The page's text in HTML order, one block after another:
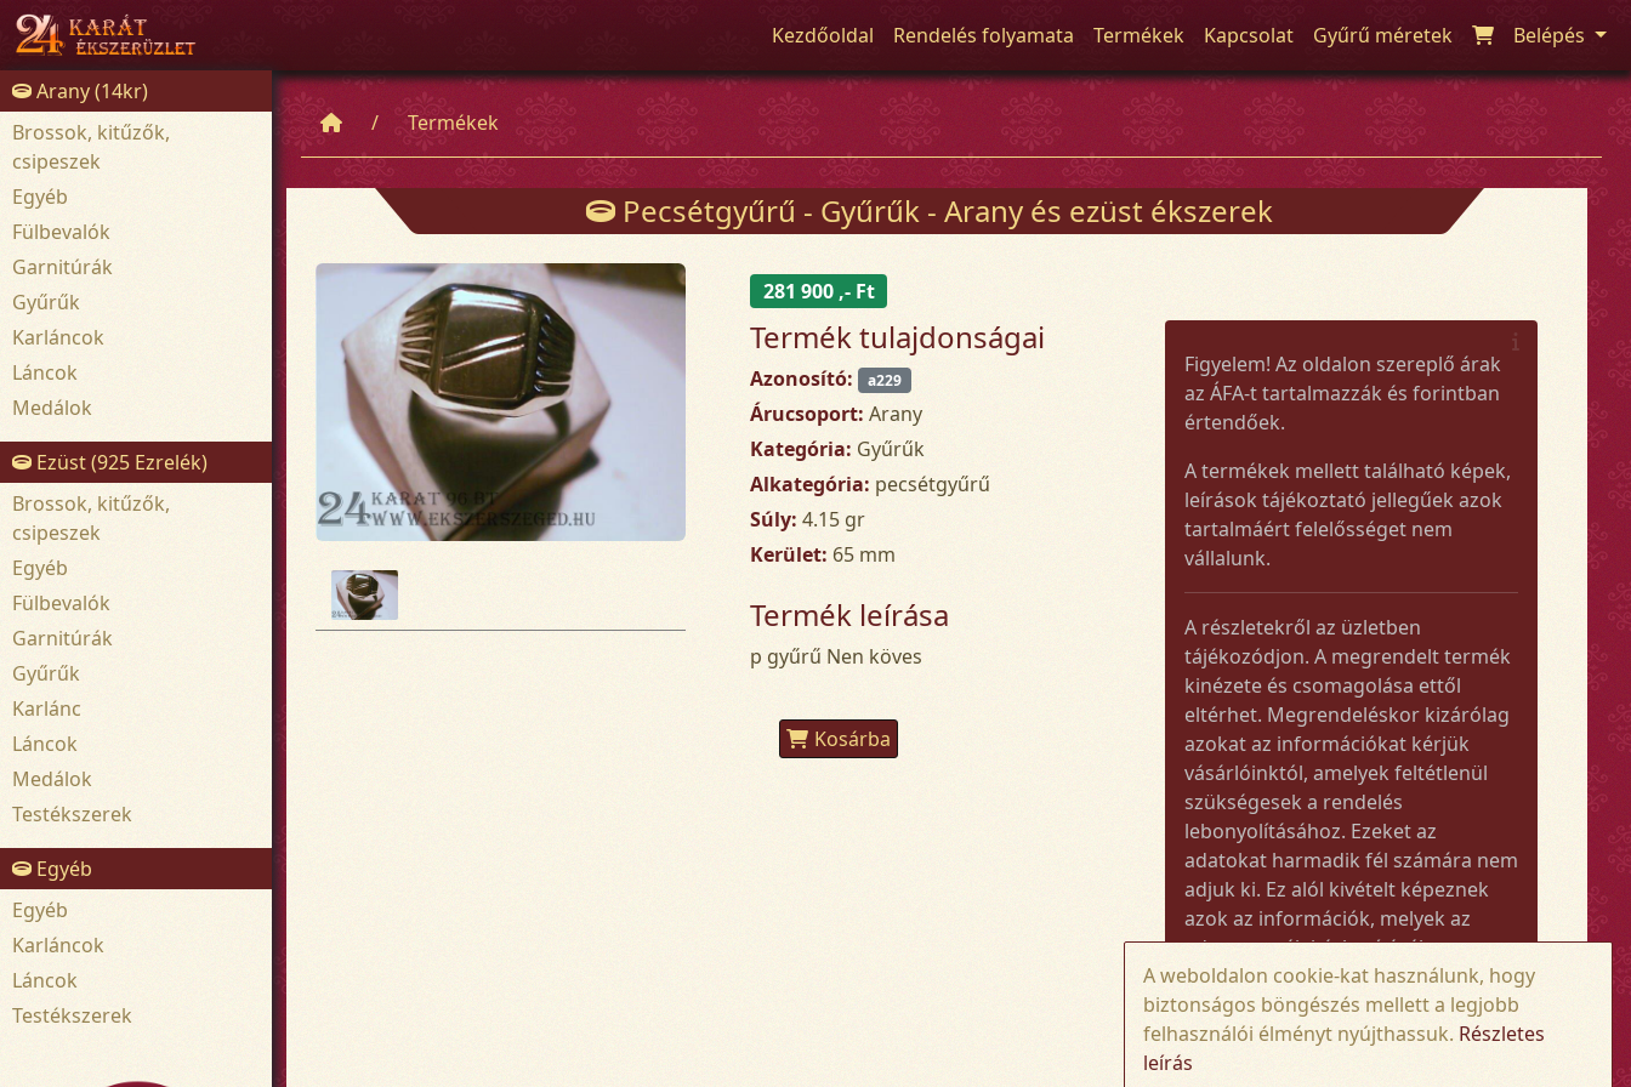
Kezdőoldal Rendelés folyamata Termékek Kapcsolat Gyűrű méretek Belépés
Arany (14kr)
Brossok, kitűzők,
csipeszek
Egyéb
Fülbevalók
Garnitúrák
Gyűrűk
Karláncok
Láncok
Medálok
Ezüst (925 Ezrelék)
Brossok, kitűzők,
csipeszek
Egyéb
Fülbevalók
Garnitúrák
Gyűrűk
Karlánc
Láncok
Medálok
Testékszerek
Egyéb
Egyéb
Karláncok
Láncok
Testékszerek
Termékek
Pecsétgyűrű - Gyűrűk - Arany és ezüst ékszerek
281 900 ,- Ft
Termék tulajdonságai
Azonosító: a229
Árucsoport: Arany
Kategória: Gyűrűk
Alkategória: pecsétgyűrű
Súly: 4.15 gr
Kerület: 65 mm
Termék leírása
p gyűrű Nen köves
Kosárba
Figyelem! Az oldalon szereplő árak
az ÁFA-t tartalmazzák és forintban
értendőek.
A termékek mellett található képek,
leírások tájékoztató jellegűek azok
tartalmáért felelősséget nem
vállalunk.
A részletekről az üzletben
tájékozódjon. A megrendelt termék
kinézete és csomagolása ettől
eltérhet. Megrendeléskor kizárólag
azokat az információkat kérjük
vásárlóinktól, amelyek feltétlenül
szükségesek a rendelés
lebonyolításához. Ezeket az
adatokat harmadik fél számára nem
adjuk ki. Ez alól kivételt képeznek
azok az információk, melyek az
adott termék kézbesítéséhez vagy
kiszállításához szükségesek.
Amennyiben a megrendelt termék
összege meghaladja az 50.000 Ft-ot,
A weboldalon cookie-kat használunk, hogy
biztonságos böngészés mellett a legjobb
felhasználói élményt nyújthassuk. Részletes
leírás